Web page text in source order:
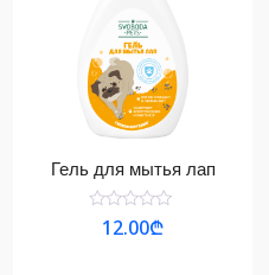
Гель для мытья лап
Оценка
12.00₾